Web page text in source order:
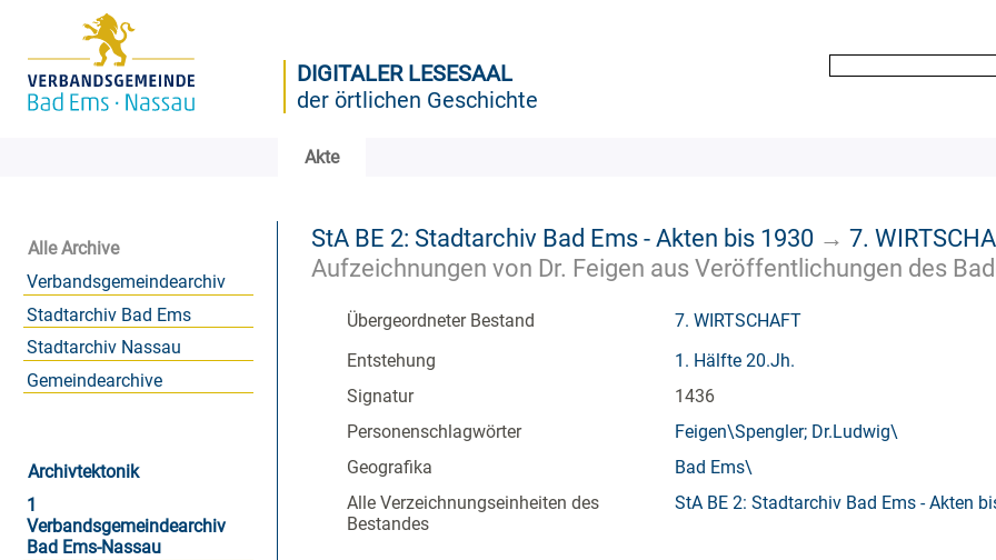
DIGITALER LESESAAL
der örtlichen Geschichte
Akte
Alle Archive
Verbandsgemeindearchiv
Stadtarchiv Bad Ems
Stadtarchiv Nassau
Gemeindearchive
Archivtektonik
1
Verbandsgemeindearchiv
Bad Ems-Nassau
StA BE 2: Stadtarchiv Bad Ems - Akten bis 1930 → 7.
Aufzeichnungen von Dr. Feigen aus Veröffentlichungen des
Übergeordneter Bestand
7. WIRTSCHAFT
Entstehung
1. Hälfte 20.Jh.
Signatur
1436
Personenschlagwörter
Feigen\Spengler; Dr.Ludwig\
Geografika
Bad Ems\
Alle Verzeichnungseinheiten des
Bestandes
StA BE 2: Stadtarchiv Bad Ems - Akten